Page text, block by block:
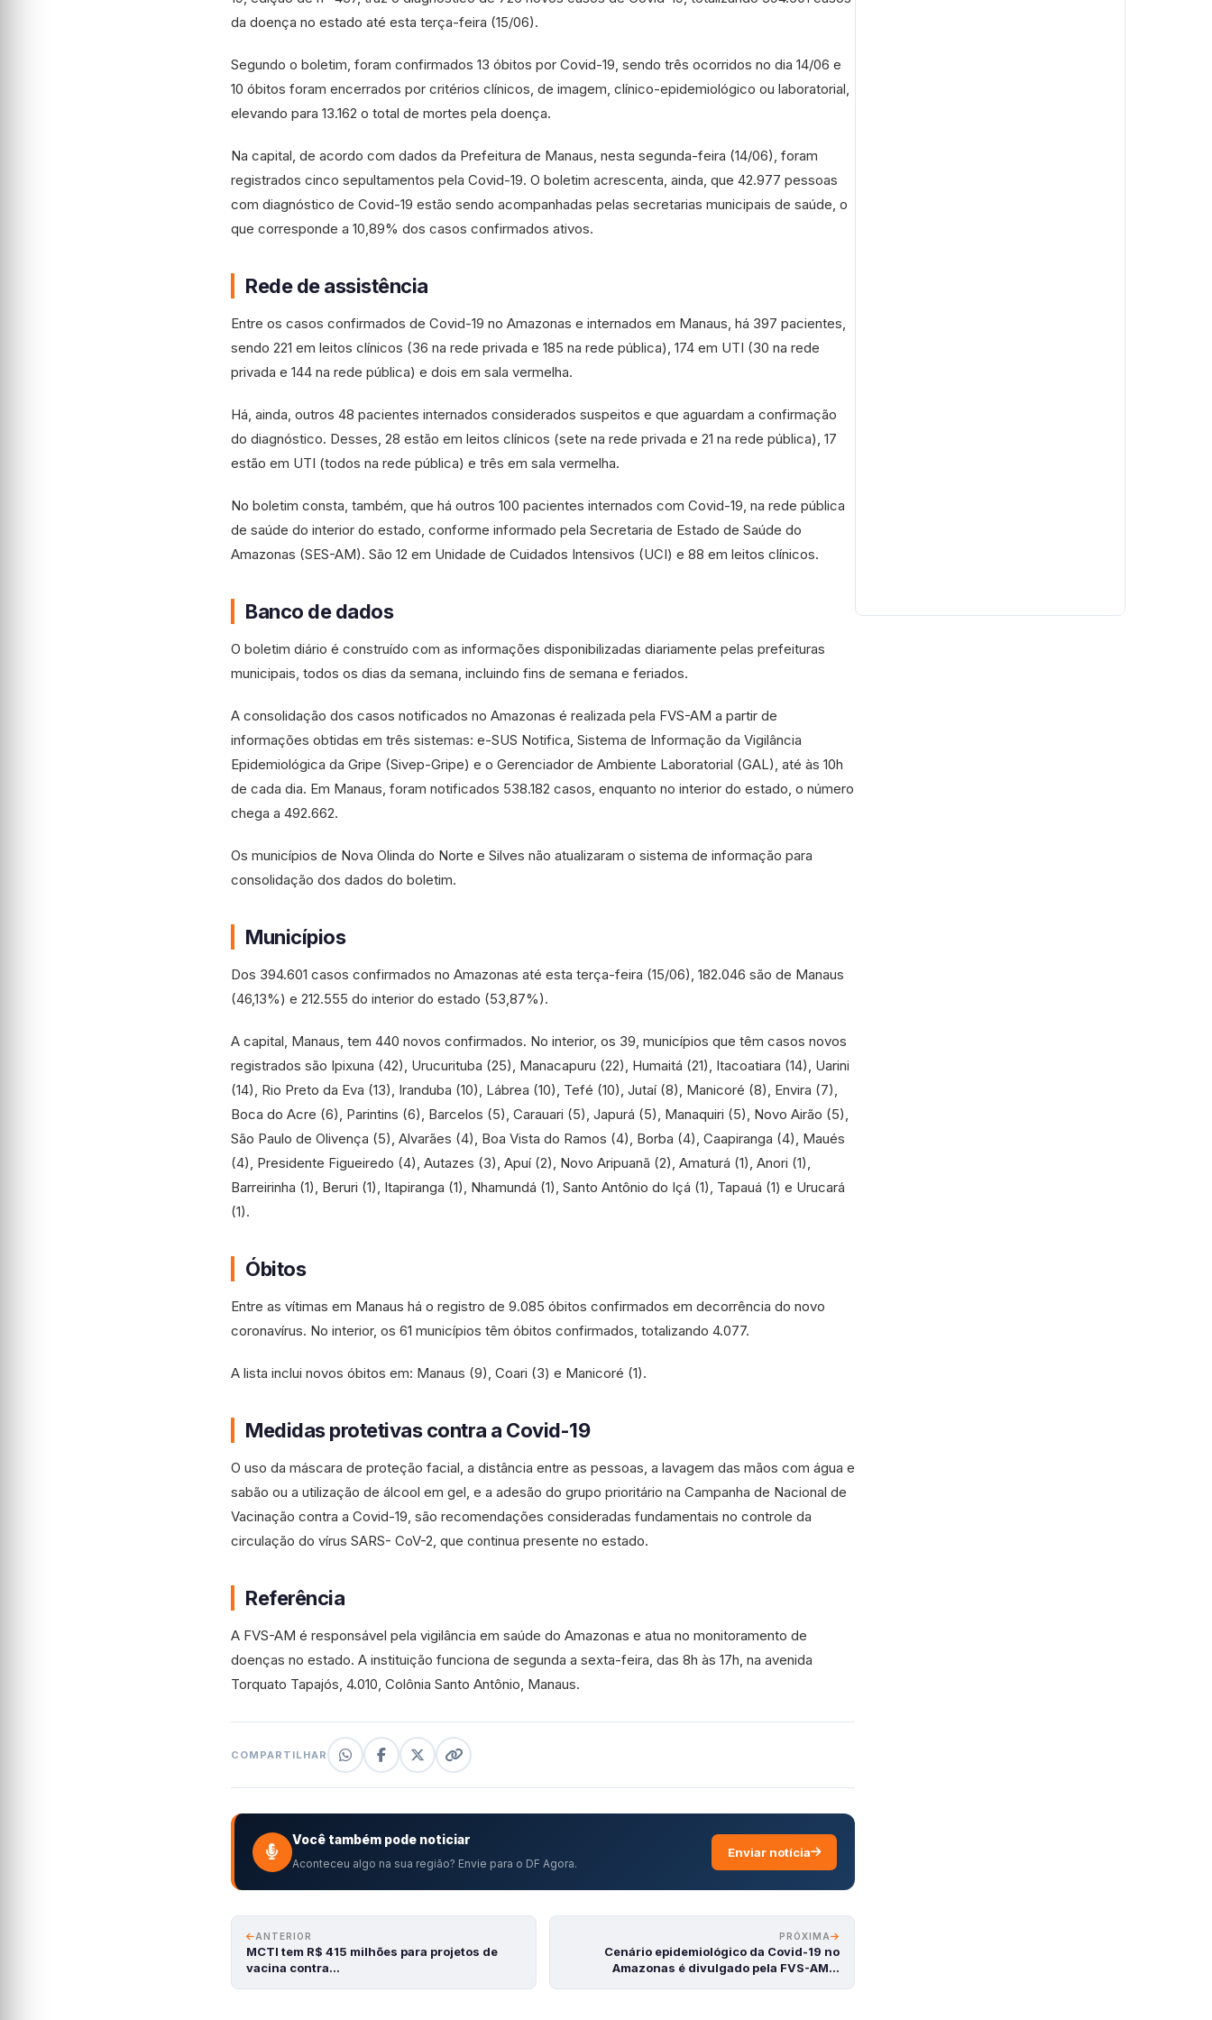
da doença no estado até esta terça-feira (15/06).
Segundo o boletim, foram confirmados 13 óbitos por Covid-19, sendo três ocorridos no dia 14/06 e
10 óbitos foram encerrados por critérios clínicos, de imagem, clínico-epidemiológico ou laboratorial,
elevando para 13.162 o total de mortes pela doença.
Na capital, de acordo com dados da Prefeitura de Manaus, nesta segunda-feira (14/06), foram
registrados cinco sepultamentos pela Covid-19. O boletim acrescenta, ainda, que 42.977 pessoas
com diagnóstico de Covid-19 estão sendo acompanhadas pelas secretarias municipais de saúde, o
que corresponde a 10,89% dos casos confirmados ativos.
Rede de assistência
Entre os casos confirmados de Covid-19 no Amazonas e internados em Manaus, há 397 pacientes,
sendo 221 em leitos clínicos (36 na rede privada e 185 na rede pública), 174 em UTI (30 na rede
privada e 144 na rede pública) e dois em sala vermelha.
Há, ainda, outros 48 pacientes internados considerados suspeitos e que aguardam a confirmação
do diagnóstico. Desses, 28 estão em leitos clínicos (sete na rede privada e 21 na rede pública), 17
estão em UTI (todos na rede pública) e três em sala vermelha.
No boletim consta, também, que há outros 100 pacientes internados com Covid-19, na rede pública
de saúde do interior do estado, conforme informado pela Secretaria de Estado de Saúde do
Amazonas (SES-AM). São 12 em Unidade de Cuidados Intensivos (UCI) e 88 em leitos clínicos.
Banco de dados
O boletim diário é construído com as informações disponibilizadas diariamente pelas prefeituras
municipais, todos os dias da semana, incluindo fins de semana e feriados.
A consolidação dos casos notificados no Amazonas é realizada pela FVS-AM a partir de
informações obtidas em três sistemas: e-SUS Notifica, Sistema de Informação da Vigilância
Epidemiológica da Gripe (Sivep-Gripe) e o Gerenciador de Ambiente Laboratorial (GAL), até às 10h
de cada dia. Em Manaus, foram notificados 538.182 casos, enquanto no interior do estado, o número
chega a 492.662.
Os municípios de Nova Olinda do Norte e Silves não atualizaram o sistema de informação para
consolidação dos dados do boletim.
Municípios
Dos 394.601 casos confirmados no Amazonas até esta terça-feira (15/06), 182.046 são de Manaus
(46,13%) e 212.555 do interior do estado (53,87%).
A capital, Manaus, tem 440 novos confirmados. No interior, os 39, municípios que têm casos novos
registrados são Ipixuna (42), Urucurituba (25), Manacapuru (22), Humaitá (21), Itacoatiara (14), Uarini
(14), Rio Preto da Eva (13), Iranduba (10), Lábrea (10), Tefé (10), Jutaí (8), Manicoré (8), Envira (7),
Boca do Acre (6), Parintins (6), Barcelos (5), Carauari (5), Japurá (5), Manaquiri (5), Novo Airão (5),
São Paulo de Olivença (5), Alvarães (4), Boa Vista do Ramos (4), Borba (4), Caapiranga (4), Maués
(4), Presidente Figueiredo (4), Autazes (3), Apuí (2), Novo Aripuanã (2), Amaturá (1), Anori (1),
Barreirinha (1), Beruri (1), Itapiranga (1), Nhamundá (1), Santo Antônio do Içá (1), Tapauá (1) e Urucará
(1).
Óbitos
Entre as vítimas em Manaus há o registro de 9.085 óbitos confirmados em decorrência do novo
coronavírus. No interior, os 61 municípios têm óbitos confirmados, totalizando 4.077.
A lista inclui novos óbitos em: Manaus (9), Coari (3) e Manicoré (1).
Medidas protetivas contra a Covid-19
O uso da máscara de proteção facial, a distância entre as pessoas, a lavagem das mãos com água e
sabão ou a utilização de álcool em gel, e a adesão do grupo prioritário na Campanha de Nacional de
Vacinação contra a Covid-19, são recomendações consideradas fundamentais no controle da
circulação do vírus SARS- CoV-2, que continua presente no estado.
Referência
A FVS-AM é responsável pela vigilância em saúde do Amazonas e atua no monitoramento de
doenças no estado. A instituição funciona de segunda a sexta-feira, das 8h às 17h, na avenida
Torquato Tapajós, 4.010, Colônia Santo Antônio, Manaus.
COMPARTILHAR
Você também pode noticiar
Aconteceu algo na sua região? Envie para o DF Agora.
Enviar notícia
ANTERIOR
MCTI tem R$ 415 milhões para projetos de
vacina contra…
PRÓXIMA
Cenário epidemiológico da Covid-19 no
Amazonas é divulgado pela FVS-AM…